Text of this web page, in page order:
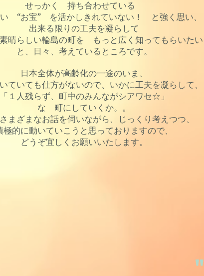
せっかく 持ち合わせている
“お宝” を活かしきれていない！ と強く思い、
出来る限りの工夫を凝らして
晴らしい輪島の町を もっと広く知ってもらいたい
と、日々、考えているところです。
日本全体が高齢化の一途のいま、
ていても仕方がないので、いかに工夫を凝らして、
「１人残らず、町中のみんながシアワセ☆」
な 町にしていくか。。
まざまなお話を伺いながら、じっくり考えつつ、
極的に動いていこうと思っておりますので、
どうぞ宜しくお願いいたします。​
"